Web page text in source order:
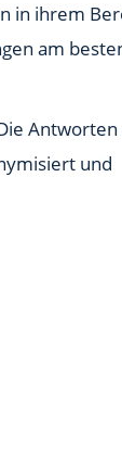
in ihrem
am
und